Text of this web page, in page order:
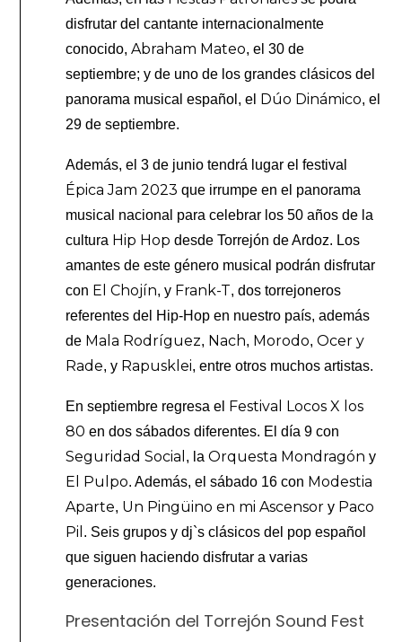
disfrutar del cantante internacionalmente
conocido,Abraham Mateo, el 30 de
septiembre; y de uno de los grandes clásicos del
panorama musical español, el Dúo Dinámico, el
29 de septiembre.
Además, el 3 de junio tendrá lugar el festival
Épica Jam 2023 que irrumpe en el panorama
musical nacional para celebrar los 50 años de la
cultura Hip Hop desde Torrejón de Ardoz. Los
amantes de este género musical podrán disfrutar
con El Chojín, y Frank-T, dos torrejoneros
referentes del Hip-Hop en nuestro país, además
de Mala Rodríguez, Nach, Morodo, Ocer y
Rade, y Rapusklei, entre otros muchos artistas.
En septiembre regresa el Festival Locos X los
80 en dos sábados diferentes. El día 9 con
Seguridad Social , la Orquesta Mondragón y
El Pulpo. Además, el sábado 16 con Modestia
Aparte, Un Pingüino en mi Ascensor y Paco
Pil . Seis grupos y dj`s clásicos del pop español
que siguen haciendo disfrutar a varias
generaciones.
Presentación del Torrejón Sound Fest